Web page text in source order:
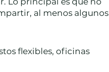
al menos algunos
flexibles, oficinas